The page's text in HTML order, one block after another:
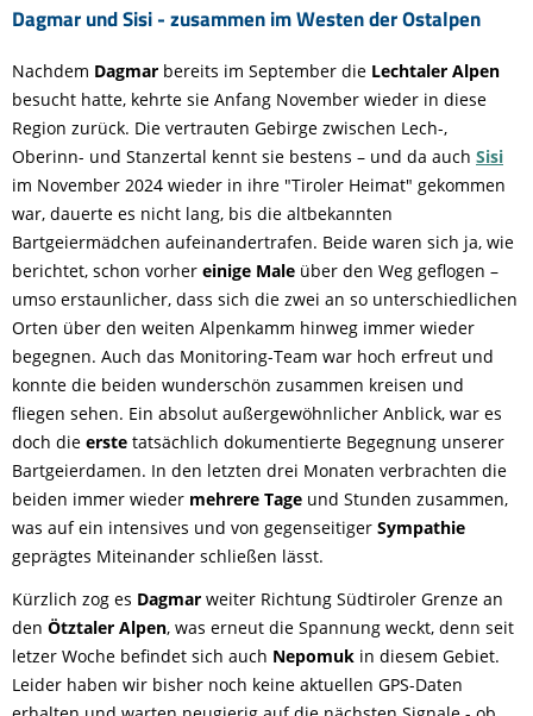
Dagmar und Sisi - zusammen im Westen der Ostalpen
Nachdem Dagmar bereits im September die Lechtaler Alpen
besucht hatte, kehrte sie Anfang November wieder in diese
Region zurück. Die vertrauten Gebirge zwischen Lech-,
Oberinn- und Stanzertal kennt sie bestens – und da auch Sisi
im November 2024 wieder in ihre "Tiroler Heimat" gekommen
war, dauerte es nicht lang, bis die altbekannten
Bartgeiermädchen aufeinandertrafen. Beide waren sich ja, wie
berichtet, schon vorher einige Male über den Weg geflogen –
umso erstaunlicher, dass sich die zwei an so unterschiedlichen
Orten über den weiten Alpenkamm hinweg immer wieder
begegnen. Auch das Monitoring-Team war hoch erfreut und
konnte die beiden wunderschön zusammen kreisen und
fliegen sehen. Ein absolut außergewöhnlicher Anblick, war es
doch die erste tatsächlich dokumentierte Begegnung unserer
Bartgeierdamen. In den letzten drei Monaten verbrachten die
beiden immer wieder mehrere Tage und Stunden zusammen,
was auf ein intensives und von gegenseitiger Sympathie
geprägtes Miteinander schließen lässt.
Kürzlich zog es Dagmar weiter Richtung Südtiroler Grenze an
den Ötztaler Alpen, was erneut die Spannung weckt, denn seit
letzer Woche befindet sich auch Nepomuk in diesem Gebiet.
Leider haben wir bisher noch keine aktuellen GPS-Daten